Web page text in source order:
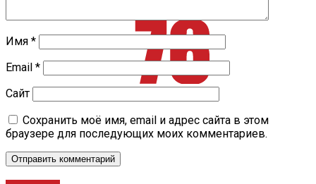
Имя *
Email *
Сайт
Сохранить моё имя, email и адрес сайта в этом
браузере для последующих моих комментариев.